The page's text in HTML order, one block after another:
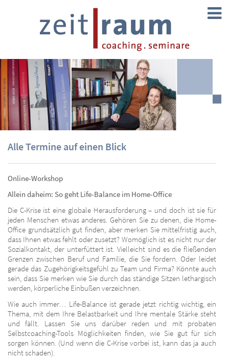
Alle Termine auf einen Blick
Online-Workshop
Allein daheim: So geht Life-Balance im Home-Office
Die C-Krise ist eine globale Herausforderung – und doch ist sie für
jeden Menschen etwas anderes. Gehören Sie zu denen, die Home-
Office grundsätzlich gut finden, aber merken Sie mittelfristig auch,
dass Ihnen etwas fehlt oder zusetzt? Womöglich ist es nicht nur der
Sozialkontakt, der unterfüttert ist. Vielleicht sind es die fließenden
Grenzen zwischen Beruf und Familie, die Sie fordern. Oder leidet
gerade das Zugehörigkeitsgefühl zu Team und Firma? Könnte auch
sein, dass Sie merken wie Sie durch das ständige Sitzen lethargisch
werden, körperliche Einbußen verzeichnen.
Wie auch immer… Life-Balance ist gerade jetzt richtig wichtig, ein
Thema, mit dem Ihre Belastbarkeit und Ihre mentale Stärke steht
und fällt. Lassen Sie uns darüber reden und mit probaten
Selbstcoaching-Tools Möglichkeiten finden, wie Sie gut für sich
sorgen können. (Und wenn die C-Krise vorbei ist, kann das ja auch
nicht schaden).